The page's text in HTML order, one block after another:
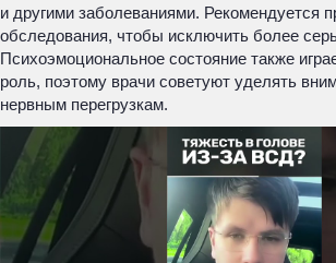
и другими заболеваниями. Рекомендуется
обследования, чтобы исключить более
Психоэмоциональное состояние также
роль, поэтому врачи советуют уделять
нервным перегрузкам.